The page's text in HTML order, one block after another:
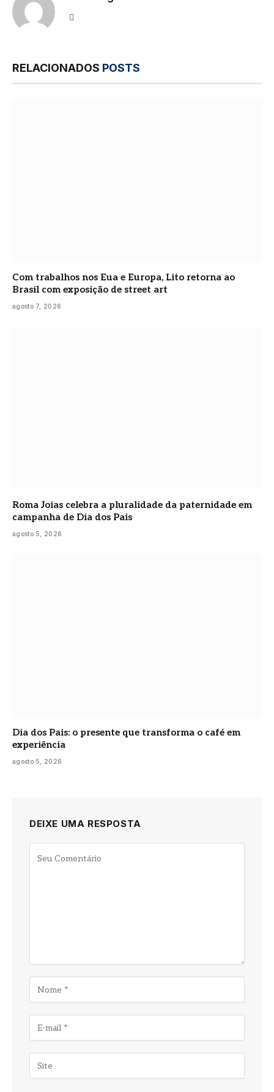
RELACIONADOS POSTS
Com trabalhos nos Eua e Europa, Lito retorna ao
Brasil com exposição de street art
agosto 7, 2026
Roma Joias celebra a pluralidade da paternidade em
campanha de Dia dos Pais
agosto 5, 2026
Dia dos Pais: o presente que transforma o café em
experiência
agosto 5, 2026
DEIXE UMA RESPOSTA